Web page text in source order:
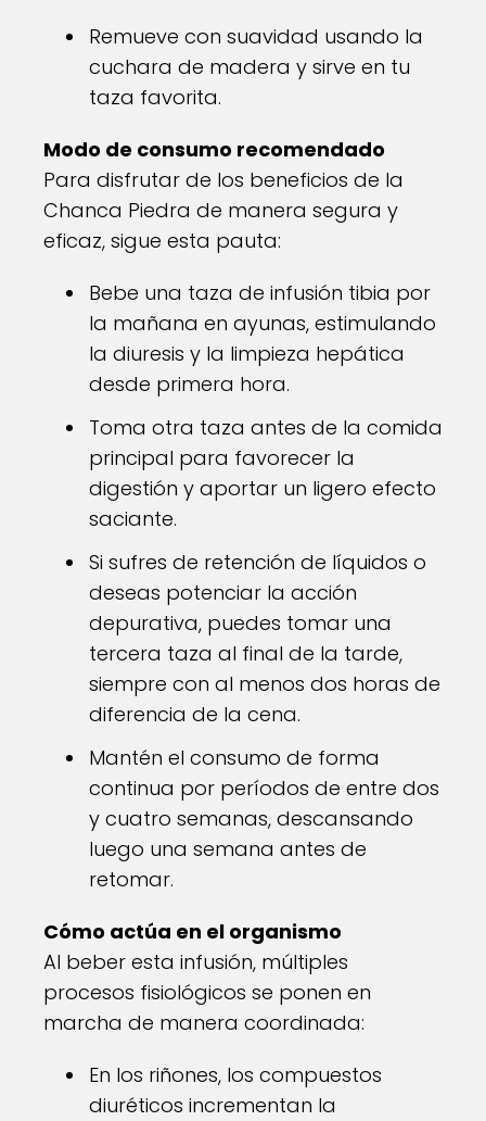
Remueve con suavidad usando la
cuchara de madera y sirve en tu
taza favorita.
Modo de consumo recomendado
Para disfrutar de los beneficios de la
Chanca Piedra de manera segura y
eficaz, sigue esta pauta:
Bebe una taza de infusión tibia por
la mañana en ayunas, estimulando
la diuresis y la limpieza hepática
desde primera hora.
Toma otra taza antes de la comida
principal para favorecer la
digestión y aportar un ligero efecto
saciante.
Si sufres de retención de líquidos o
deseas potenciar la acción
depurativa, puedes tomar una
tercera taza al final de la tarde,
siempre con al menos dos horas de
diferencia de la cena.
Mantén el consumo de forma
continua por períodos de entre dos
y cuatro semanas, descansando
luego una semana antes de
retomar.
Cómo actúa en el organismo
Al beber esta infusión, múltiples
procesos fisiológicos se ponen en
marcha de manera coordinada:
En los riñones, los compuestos
diuréticos incrementan la